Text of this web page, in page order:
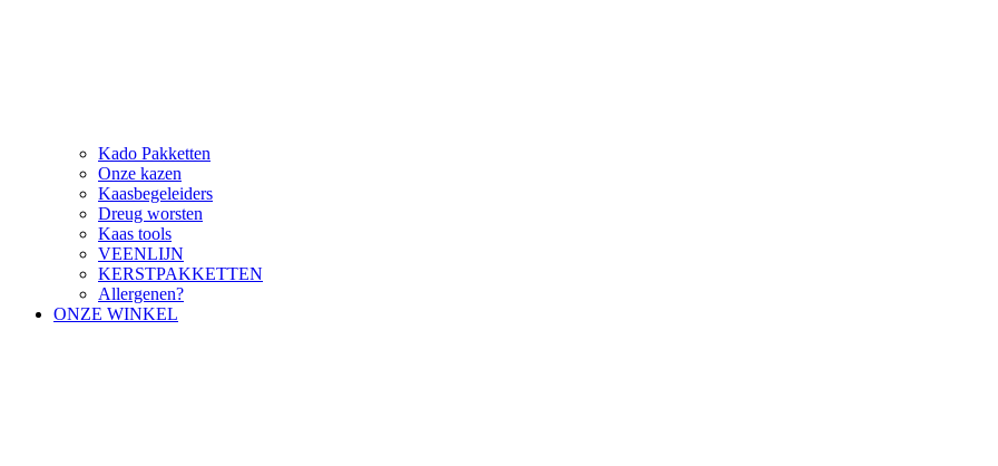
Kado Pakketten
Onze kazen
Kaasbegeleiders
Dreug worsten
Kaas tools
VEENLIJN
KERSTPAKKETTEN
Allergenen?
ONZE WINKEL